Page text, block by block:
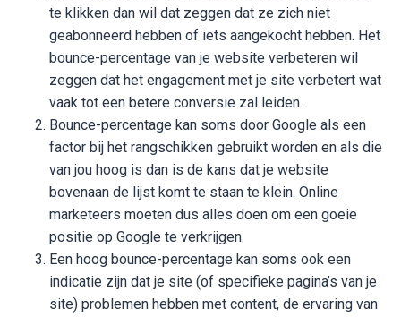
te klikken dan wil dat zeggen dat ze zich niet
geabonneerd hebben of iets aangekocht hebben. Het
bounce-percentage van je website verbeteren wil
zeggen dat het engagement met je site verbetert wat
vaak tot een betere conversie zal leiden.
Bounce-percentage kan soms door Google als een
factor bij het rangschikken gebruikt worden en als die
van jou hoog is dan is de kans dat je website
bovenaan de lijst komt te staan te klein. Online
marketeers moeten dus alles doen om een goeie
positie op Google te verkrijgen.
Een hoog bounce-percentage kan soms ook een
indicatie zijn dat je site (of specifieke pagina’s van je
site) problemen hebben met content, de ervaring van